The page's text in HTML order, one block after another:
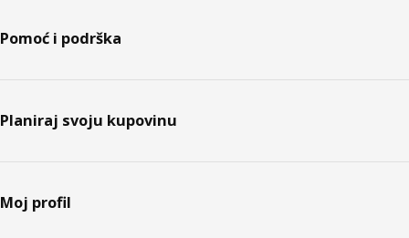
Pomoć i podrška
Planiraj svoju kupovinu
Moj profil